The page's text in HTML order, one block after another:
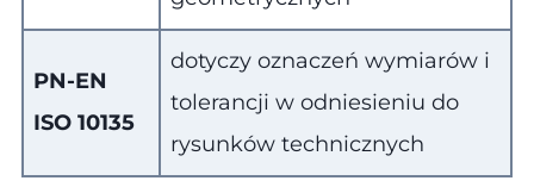
PN-EN
ISO 10135
dotyczy oznaczeń wymiarów i
tolerancji w odniesieniu do
rysunków technicznych